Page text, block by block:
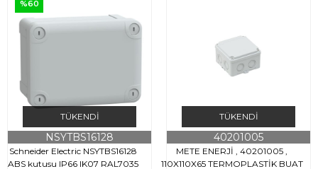
TÜKENDI
Schneider Electric NSYTBS16128
ABS kutusu IP66 IK07 RAL7035
NSYTBS16128
%60
TÜKENDI
METE ENERJİ , 40201005 ,
110X110X65 TERMOPLASTİK BUAT
40201005